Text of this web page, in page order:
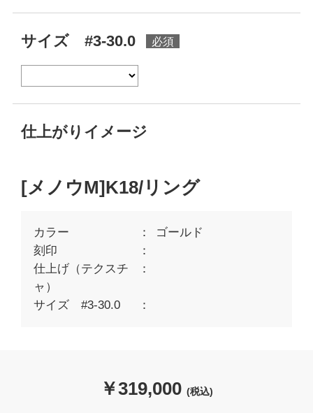
サイズ #3-30.0
仕上がりイメージ
[メノウM]K18/リング
カラー
ゴールド
刻印
仕上げ（テクスチ
ャ）
サイズ #3-30.0
￥319,000 (税込)